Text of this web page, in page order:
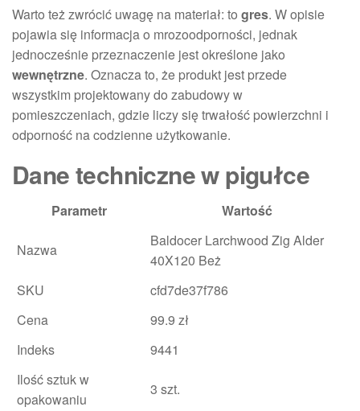
Warto też zwrócić uwagę na materiał: to gres. W opisie
pojawia się informacja o mrozoodporności, jednak
jednocześnie przeznaczenie jest określone jako
wewnętrzne. Oznacza to, że produkt jest przede
wszystkim projektowany do zabudowy w
pomieszczeniach, gdzie liczy się trwałość powierzchni i
odporność na codzienne użytkowanie.
Dane techniczne w pigułce
Parametr Wartość
Nazwa
Baldocer Larchwood Zig Alder
40X120 Beż
SKU
cfd7de37f786
Cena
99.9 zł
Indeks
9441
Ilość sztuk w
opakowaniu
3 szt.